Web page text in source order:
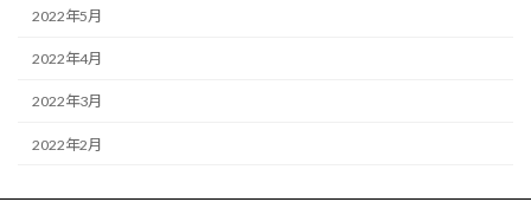
2022年5月
2022年4月
2022年3月
2022年2月